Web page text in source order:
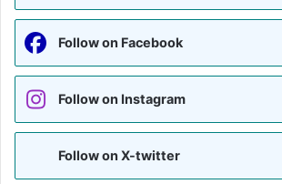
Follow on Facebook
Follow on Instagram
Follow on X-twitter